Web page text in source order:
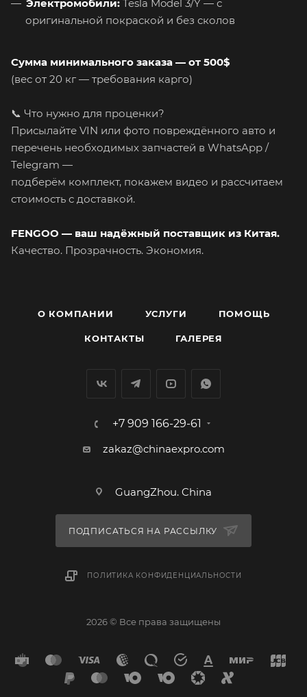
Электромобили: Tesla Model 3/Y — с
оригинальной покраской и без сколов
Сумма минимального заказа — от 500$
(вес от 20 кг — требования карго)
📞 Что нужно для проценки?
Присылайте VIN или фото повреждённого авто и
перечень необходимых запчастей в WhatsApp /
Telegram —
подберём комплект, покажем видео и рассчитаем
стоимость с доставкой.
FENGOO — ваш надёжный поставщик из Китая.
Качество. Прозрачность. Экономия.
О КОМПАНИИ УСЛУГИ ПОМОЩЬ
КОНТАКТЫ ГАЛЕРЕЯ
+7 909 166-29-61
zakaz@chinaexpro.com
GuangZhou. China
ПОДПИСАТЬСЯ НА РАССЫЛКУ
ПОЛИТИКА КОНФИДЕНЦИАЛЬНОСТИ
2026 © Все права защищены